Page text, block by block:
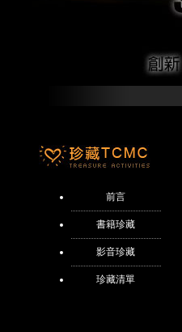
前言
書籍珍藏
影音珍藏
珍藏清單